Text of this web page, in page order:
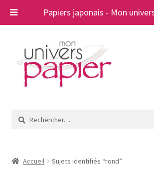
Papiers japonais - Mon
navigation
contenu
A propos
Rechercher :
Accueil Sujets identifiés “rond”